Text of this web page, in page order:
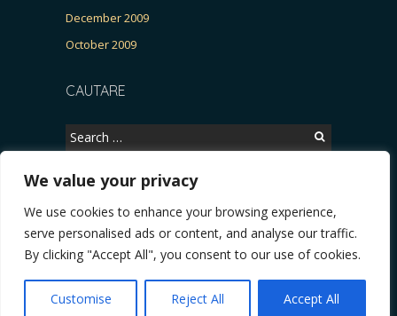
We value your privacy
We use cookies to enhance your browsing experience,
serve personalised ads or content, and analyse our traffic.
By clicking "Accept All", you consent to our use of cookies.
Customise Reject All Accept All
December 2009
October 2009
CAUTARE
Search
for:
Copyright © 2026, CERTITUDINEA.
și presa
* VIDEO. Viata lui Eminescu (Necenzurat). Episodul 4:
Themes